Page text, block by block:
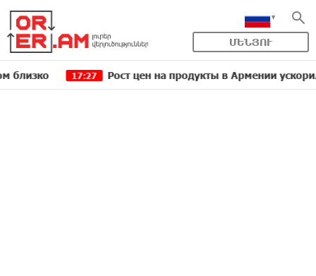
ՄԵՆՅՈՒ
17:27 Рост цен на продукты в Армении ускорился